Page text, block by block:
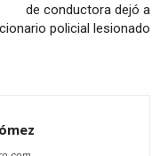
de conductora dejó a
policial lesionado